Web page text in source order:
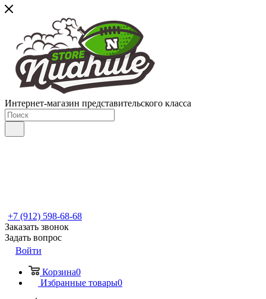
Интернет-магазин представительского класса
+7 (912) 598-68-68
Заказать звонок
Задать вопрос
Войти
Корзина0
Избранные товары0